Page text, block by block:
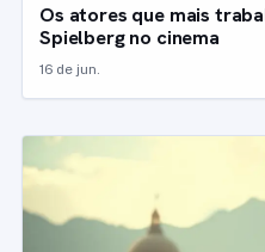
Os atores que mais
Spielberg no cinema
16 de jun.